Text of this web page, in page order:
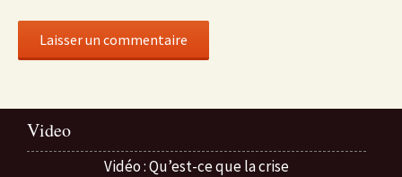
Video
Vidéo : Qu’est-ce que la crise